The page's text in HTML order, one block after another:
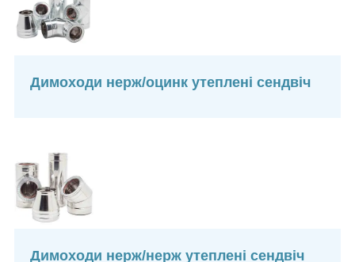
Димоходи нерж/оцинк утеплені сендвіч
Димоходи нерж/нерж утеплені сендвіч